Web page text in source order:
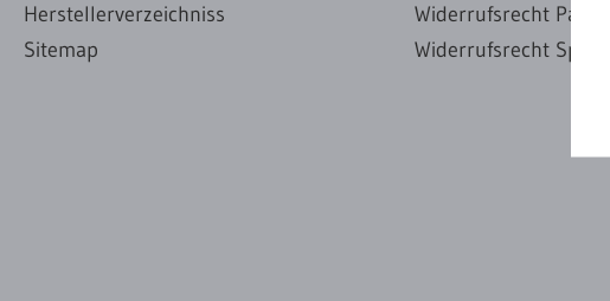
Herstellerverzeichniss
Sitemap
Widerrufsrecht
Widerrufsrecht